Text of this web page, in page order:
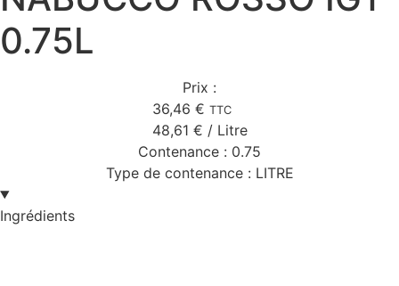
0.75L
Prix :
36,46 € TTC
48,61 € / Litre
Contenance : 0.75
Type de contenance : LITRE
Ingrédients